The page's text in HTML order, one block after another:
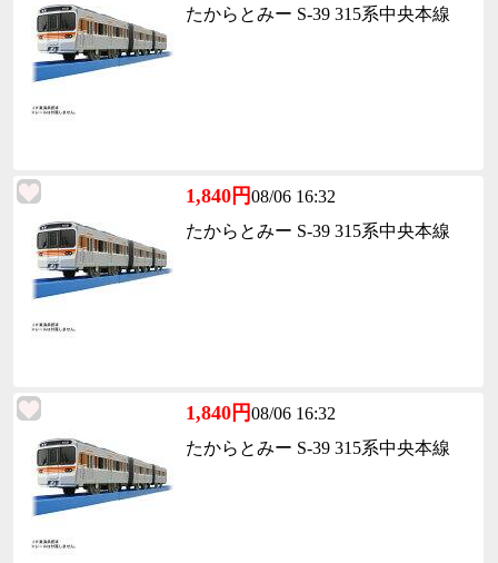
たからとみー S-39 315系中央本線
1,840円08/06 16:32
たからとみー S-39 315系中央本線
1,840円08/06 16:32
たからとみー S-39 315系中央本線